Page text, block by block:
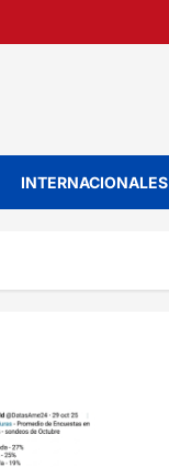
INTERNACIONALES